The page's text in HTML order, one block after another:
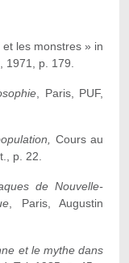
les monstres » in
1971, p. 179.
, Paris, PUF,
Cours au
p. 22.
de Nouvelle-
, Paris, Augustin
et le mythe dans